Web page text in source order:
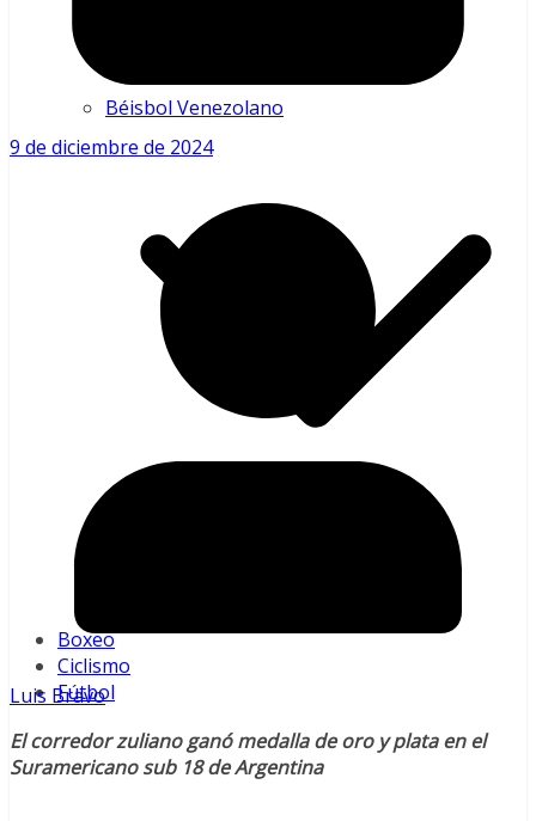
Béisbol Venezolano
Boxeo
Ciclismo
Fútbol
9 de diciembre de 2024
Luis Bravo
El corredor zuliano ganó medalla de oro y plata en el
Suramericano sub 18 de Argentina